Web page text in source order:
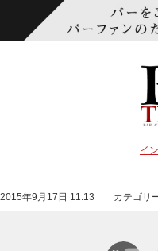
イ
2015年9月17日 11:13 カテゴリー